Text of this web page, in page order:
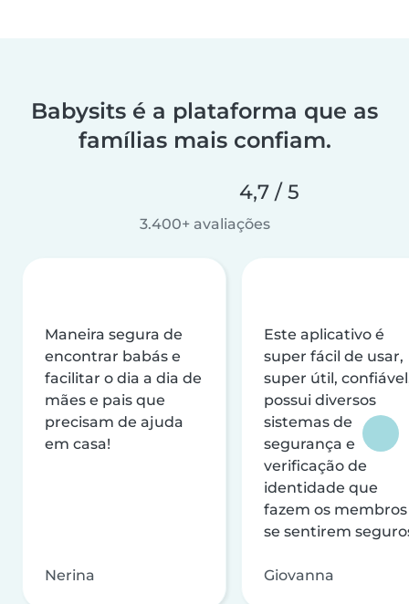
Babysits é a plataforma que as
famílias mais confiam.
4,7 / 5
3.400+ avaliações
Maneira segura de
encontrar babás e
facilitar o dia a dia de
mães e pais que
precisam de ajuda
em casa!
Nerina
Este aplicativo é
super fácil de usar,
super útil,
possui diversos
sistemas de
segurança e
verificação de
identidade que
fazem os membros
se sentirem
Giovanna